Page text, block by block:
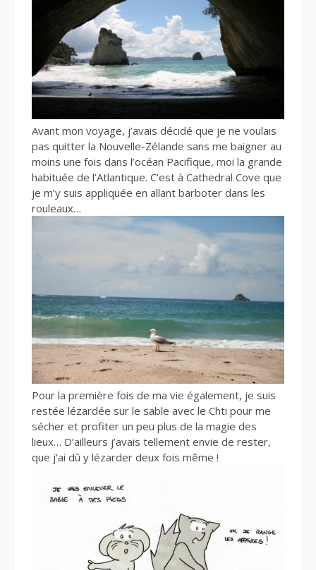
Avant mon voyage, j’avais décidé que je ne voulais
pas quitter la Nouvelle-Zélande sans me baigner au
moins une fois dans l’océan Pacifique, moi la grande
habituée de l’Atlantique. C’est à Cathedral Cove que
je m’y suis appliquée en allant barboter dans les
rouleaux…
Pour la première fois de ma vie également, je suis
restée lézardée sur le sable avec le Chti pour me
sécher et profiter un peu plus de la magie des
lieux… D’ailleurs j’avais tellement envie de rester,
que j’ai dû y lézarder deux fois même !